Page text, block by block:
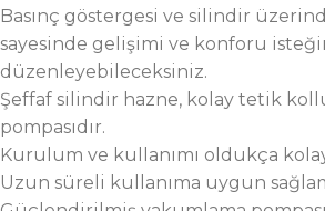
Basınç göstergesi ve silindir
sayesinde gelişimi ve konforu
düzenleyebileceksiniz.
Şeffaf silindir hazne, kolay tetik
pompasıdır.
Kurulum ve kullanımı oldukça
Uzun süreli kullanıma uygun